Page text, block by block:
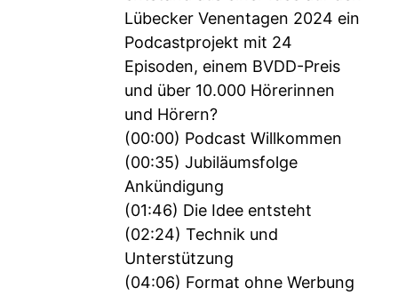
Lübecker Venentagen 2024 ein
Podcastprojekt mit 24
Episoden, einem BVDD-Preis
und über 10.000 Hörerinnen
und Hörern?
(00:00) Podcast Willkommen
(00:35) Jubiläumsfolge
Ankündigung
(01:46) Die Idee entsteht
(02:24) Technik und
Unterstützung
(04:06) Format ohne Werbung